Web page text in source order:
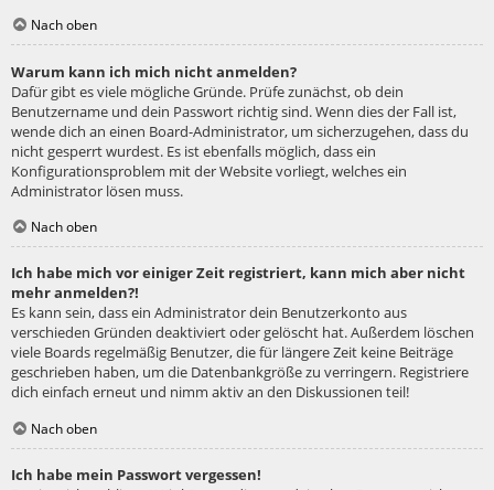
Nach oben
Warum kann ich mich nicht anmelden?
Dafür gibt es viele mögliche Gründe. Prüfe zunächst, ob dein
Benutzername und dein Passwort richtig sind. Wenn dies der Fall ist,
wende dich an einen Board-Administrator, um sicherzugehen, dass du
nicht gesperrt wurdest. Es ist ebenfalls möglich, dass ein
Konfigurationsproblem mit der Website vorliegt, welches ein
Administrator lösen muss.
Nach oben
Ich habe mich vor einiger Zeit registriert, kann mich aber nicht
mehr anmelden?!
Es kann sein, dass ein Administrator dein Benutzerkonto aus
verschieden Gründen deaktiviert oder gelöscht hat. Außerdem löschen
viele Boards regelmäßig Benutzer, die für längere Zeit keine Beiträge
geschrieben haben, um die Datenbankgröße zu verringern. Registriere
dich einfach erneut und nimm aktiv an den Diskussionen teil!
Nach oben
Ich habe mein Passwort vergessen!